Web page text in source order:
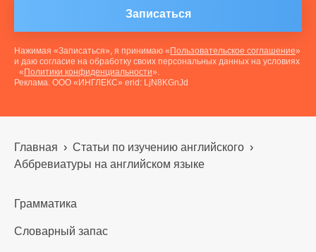
Записаться
Нажимая «Записаться», я принимаю « Пользовательское соглашение»
и даю согласие на обработку своих персональных данных на условиях
« Политики конфиденциальности».
Реклама. ООО «ИНГЛЕКС» erid: LjN8KGnJd
Главная › Статьи по изучению английского ›
Аббревиатуры на английском языке
Грамматика
Словарный запас